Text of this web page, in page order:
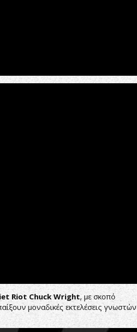
Riot ChuckWright, με σκοπό
μοναδικές εκτελέσεις γνωστών